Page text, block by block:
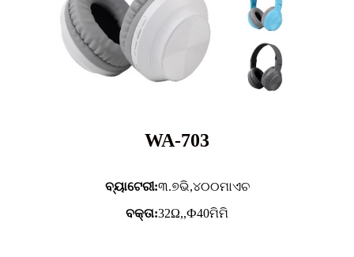
WA-703
ବ୍ୟାଟେରୀ:୩.୭ଭି,୪୦୦ମାଏଚ
ବକ୍ତା:32Ω,,Ф40ମିମି